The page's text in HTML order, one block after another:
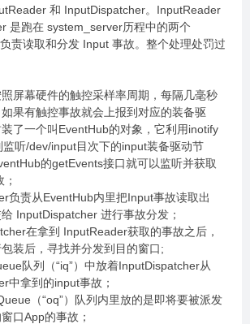
和 InputDispatcher。InputReader
是跑在 system_server历程中的两个
责读取和分发 Input 事故。整个处理处罚过
屏幕硬件的触控采样率周期，每隔几毫秒
果有触控事故就会上报到对应的装备驱
了一个叫EventHub的对象，它利用inotify
监听/dev/input目次下的input装备驱动节
的getEvents接口就可以监听并获取
负责从EventHub内里把Input事故读取出
InputDispatcher 进行事故分发；
在拿到 InputReader获取的事故之后，
装后，寻找并分发到目的窗口;
队列（“iq”）中放着InputDispatcher从
中拿到的input事故；
（“oq”）队列内里放的是即将要被派发
口App的事故；